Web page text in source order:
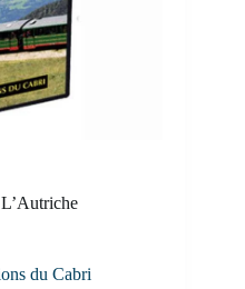
du Cabri